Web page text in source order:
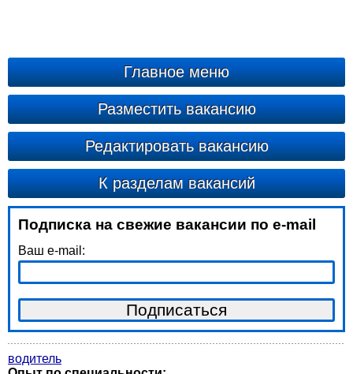
Главное меню
Разместить вакансию
Редактировать вакансию
К разделам вакансий
Подписка на свежие вакансии по e-mail
Ваш e-mail:
водитель